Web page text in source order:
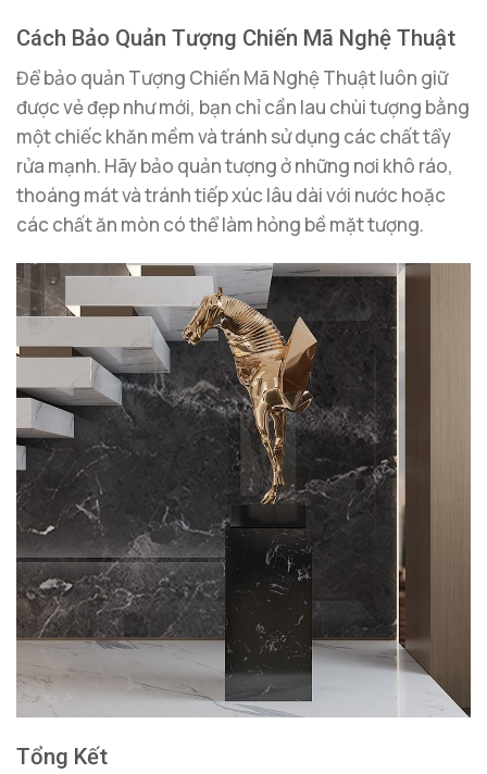
Cách Bảo Quản Tượng Chiến Mã Nghệ Thuật
Để bảo quản Tượng Chiến Mã Nghệ Thuật luôn giữ
được vẻ đẹp như mới, bạn chỉ cần lau chùi tượng bằng
một chiếc khăn mềm và tránh sử dụng các chất tẩy
rửa mạnh. Hãy bảo quản tượng ở những nơi khô ráo,
thoáng mát và tránh tiếp xúc lâu dài với nước hoặc
các chất ăn mòn có thể làm hỏng bề mặt tượng.
Tổng Kết